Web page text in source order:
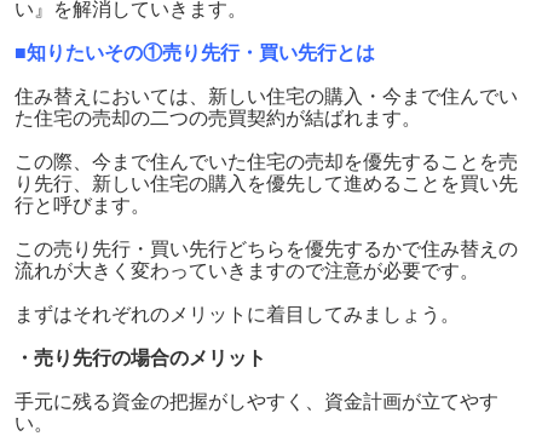
い』を解消していきます。
■知りたいその①売り先行・買い先行とは
住み替えにおいては、新しい住宅の購入・今まで住んでい
た住宅の売却の二つの売買契約が結ばれます。
この際、今まで住んでいた住宅の売却を優先することを売
り先行、新しい住宅の購入を優先して進めることを買い先
行と呼びます。
この売り先行・買い先行どちらを優先するかで住み替えの
流れが大きく変わっていきますので注意が必要です。
まずはそれぞれのメリットに着目してみましょう。
・売り先行の場合のメリット
手元に残る資金の把握がしやすく、資金計画が立てやす
い。